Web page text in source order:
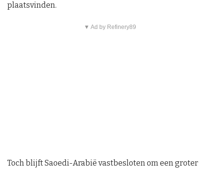
plaatsvinden.
▼ Ad by Refinery89
Toch blijft Saoedi-Arabië vastbesloten om een groter